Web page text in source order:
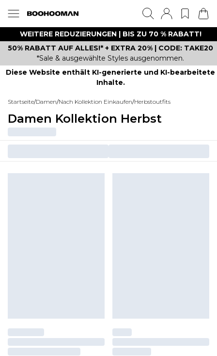
WEITERE REDUZIERUNGEN | BIS ZU 70 % RABATT!
50% RABATT AUF ALLES!* + EXTRA 20% | CODE: TAKE20
*Sale & ausgewählte Styles ausgenommen.
Diese Website enthält KI-generierte und KI-bearbeitete
Inhalte.
Startseite/Damen/Nach Kollektion Einkaufen/Herbstoutfits
Damen Kollektion Herbst